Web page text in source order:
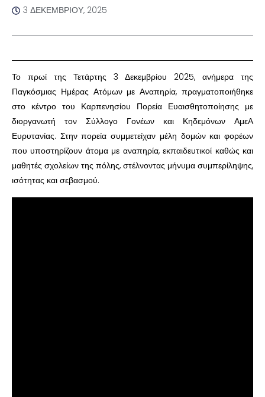
3 ΔΕΚΕΜΒΡΊΟΥ, 2025
Το πρωί της Τετάρτης 3 Δεκεμβρίου 2025, ανήμερα της
Παγκόσμιας Ημέρας Ατόμων με Αναπηρία, πραγματοποιήθηκε
στο κέντρο του Καρπενησίου Πορεία Ευαισθητοποίησης με
διοργανωτή τον Σύλλογο Γονέων και Κηδεμόνων ΑμεΑ
Ευρυτανίας. Στην πορεία συμμετείχαν μέλη δομών και φορέων
που υποστηρίζουν άτομα με αναπηρία, εκπαιδευτικοί καθώς και
μαθητές σχολείων της πόλης, στέλνοντας μήνυμα συμπερίληψης,
ισότητας και σεβασμού.